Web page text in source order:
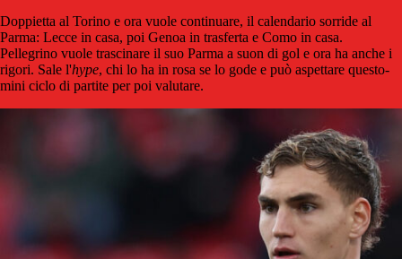
Doppietta al Torino e ora vuole continuare, il calendario sorride al
Parma: Lecce in casa, poi Genoa in trasferta e Como in casa.
Pellegrino vuole trascinare il suo Parma a suon di gol e ora ha anche i
rigori. Sale l'hype, chi lo ha in rosa se lo gode e può aspettare questo-
mini ciclo di partite per poi valutare.